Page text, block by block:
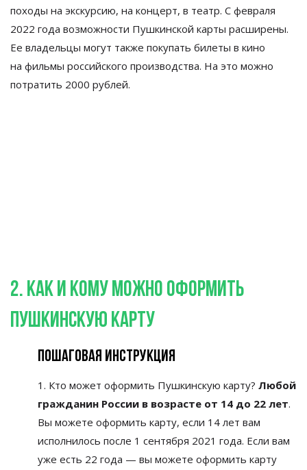
походы на экскурсию, на концерт, в театр. С февраля
2022 года возможности Пушкинской карты расширены.
Ее владельцы могут также покупать билеты в кино
на фильмы российского производства. На это можно
потратить 2000 рублей.
2. Как и кому можно оформить
Пушкинскую карту
Пошаговая инструкция
1. Кто может оформить Пушкинскую карту? Любой
гражданин России в возрасте от 14 до 22 лет.
Вы можете оформить карту, если 14 лет вам
исполнилось после 1 сентября 2021 года. Если вам
уже есть 22 года — вы можете оформить карту